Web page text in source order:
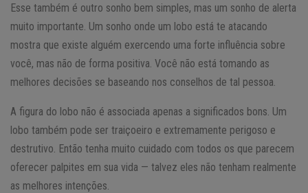
Esse também é outro sonho bem simples, mas um sonho de alerta
muito importante. Um sonho onde um lobo está te atacando
mostra que existe alguém exercendo uma forte influência sobre
você, mas não de forma positiva. Você não está tomando as
melhores decisões se baseando nos conselhos de tal pessoa.
A figura do lobo não é associada apenas a significados bons. Um
lobo também pode ser traiçoeiro e extremamente perigoso e
destrutivo. Então tenha muito cuidado com todos os que parecem
oferecer palpites em sua vida — talvez eles não tenham realmente
as melhores intenções.